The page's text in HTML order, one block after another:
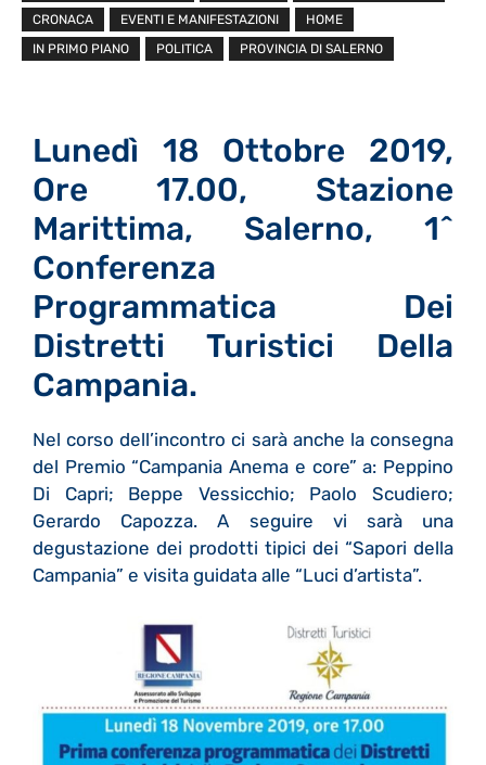
CRONACA
EVENTI E MANIFESTAZIONI
HOME
IN PRIMO PIANO
POLITICA PROVINCIA DI SALERNO
Lunedì 18 Ottobre 2019,
Ore 17.00, Stazione
Marittima, Salerno, 1^
Conferenza
Programmatica Dei
Distretti Turistici Della
Campania.
Nel corso dell’incontro ci sarà anche la consegna
del Premio “Campania Anema e core” a: Peppino
Di Capri; Beppe Vessicchio; Paolo Scudiero;
Gerardo Capozza. A seguire vi sarà una
degustazione dei prodotti tipici dei “Sapori della
Campania” e visita guidata alle “Luci d’artista”.